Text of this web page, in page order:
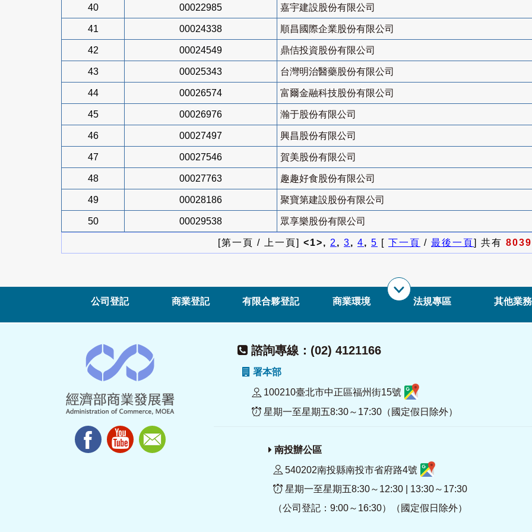
40 00022985 嘉宇建設股份有限公司
41 00024338 順昌國際企業股份有限公司
42 00024549 鼎佶投資股份有限公司
43 00025343 台灣明治醫藥股份有限公司
44 00026574 富爾金融科技股份有限公司
45 00026976 瀚于股份有限公司
46 00027497 興昌股份有限公司
47 00027546 賀美股份有限公司
48 00027763 趣趣好食股份有限公司
49 00028186 聚寶第建設股份有限公司
50 00029538 眾享樂股份有限公司
[第一頁 / 上一頁] <1>, 2, 3, 4, 5 [ 下一頁 / 最後一頁] 共有 8039
公司登記 商業登記 有限合夥登記 商業環境 法規專區 其他業務
諮詢專線：(02) 4121166
署本部
100210臺北市中正區福州街15號
星期一至星期五8:30～17:30（國定假日除外）
南投辦公區
540202南投縣南投市省府路4號
星期一至星期五8:30～12:30 | 13:30～17:30
（公司登記：9:00～16:30）（國定假日除外）